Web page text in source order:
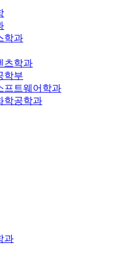
학과
츠학과
학부
프트웨어학과
학공학과
과